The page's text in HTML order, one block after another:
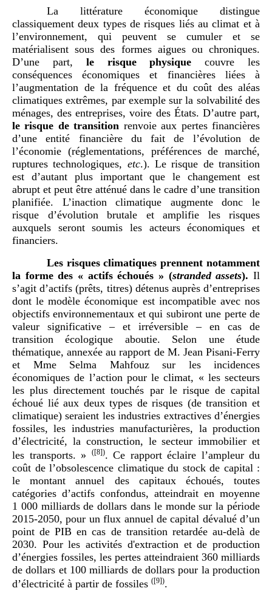
La littérature économique distingue
classiquement deux types de risques liés au climat et à
l’environnement, qui peuvent se cumuler et se
matérialisent sous des formes aigues ou chroniques.
D’une part, le risque physique couvre les
conséquences économiques et financières liées à
l’augmentation de la fréquence et du coût des aléas
climatiques extrêmes, par exemple sur la solvabilité des
ménages, des entreprises, voire des États. D’autre part,
le risque de transition renvoie aux pertes financières
d’une entité financière du fait de l’évolution de
l’économie (réglementations, préférences de marché,
ruptures technologiques, etc.). Le risque de transition
est d’autant plus important que le changement est
abrupt et peut être atténué dans le cadre d’une transition
planifiée. L’inaction climatique augmente donc le
risque d’évolution brutale et amplifie les risques
auxquels seront soumis les acteurs économiques et
financiers.
Les risques climatiques prennent notamment
la forme des « actifs échoués » (stranded assets).Il
s’agit d’actifs (prêts, titres) détenus auprès d’entreprises
dont le modèle économique est incompatible avec nos
objectifs environnementaux et qui subiront une perte de
valeur significative – et irréversible – en cas de
transition écologique aboutie. Selon une étude
thématique, annexée au rapport de M. Jean Pisani-Ferry
et Mme Selma Mahfouz sur les incidences
économiques de l’action pour le climat, « les secteurs
les plus directement touchés par le risque de capital
échoué lié aux deux types de risques (de transition et
climatique) seraient les industries extractives d’énergies
fossiles, les industries manufacturières, la production
d’électricité, la construction, le secteur immobilier et
les transports. »
([8]). Ce rapport éclaire l’ampleur du
coût de l’obsolescence climatique du stock de capital :
le montant annuel des capitaux échoués, toutes
catégories d’actifs confondus, atteindrait en moyenne
1 000 milliards de dollars dans le monde sur la période
2015-2050, pour un flux annuel de capital dévalué d’un
point de PIB en cas de transition retardée au-delà de
2030. Pour les activités d'extraction et de production
d’énergies fossiles, les pertes atteindraient 360 milliards
de dollars et 100 milliards de dollars pour la production
d’électricité à partir de fossiles ([9]).